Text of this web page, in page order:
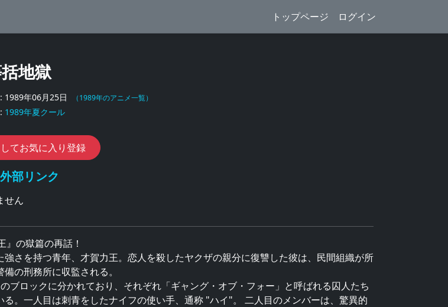
トップページ ログイン
地獄
1989年06月25日 （1989年のアニメ一覧）
1989年夏クール
てお気に入り登録
部リンク
せん
』の獄篇の再話！
強さを持つ青年、才賀力王。恋人を殺したヤクザの親分に復讐した彼は、民間組織が所
の刑務所に収監される。
ブロックに分かれており、それぞれ「ギャング・オブ・フォー」と呼ばれる囚人たち
る。一人目は刺青をしたナイフの使い手、通称 "ハイ"。 二人目のメンバーは、驚異的